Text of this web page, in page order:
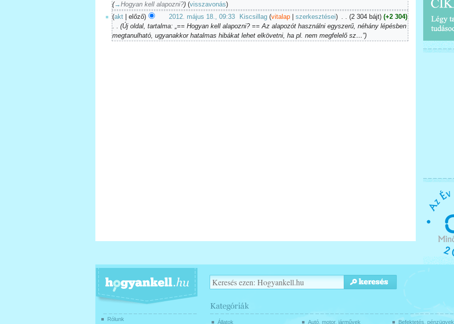
(→Hogyan kell alapozni?) (visszavonás)
(akt | előző) 2012. május 18., 09:33 Kiscsillag (vitalap |szerkesztései) . . (2 304 bájt) (+2 304)
. . (Új oldal, tartalma: „== Hogyan kell alapozni? == Az alapozót használni egyszerű, néhány lépésben
megtanulható, ugyanakkor hatalmas hibákat lehet elkövetni, ha pl. nem megfelelő sz…”)
Állatok Autó, motor, járművek Befektetés, pénzügyek
Rólunk